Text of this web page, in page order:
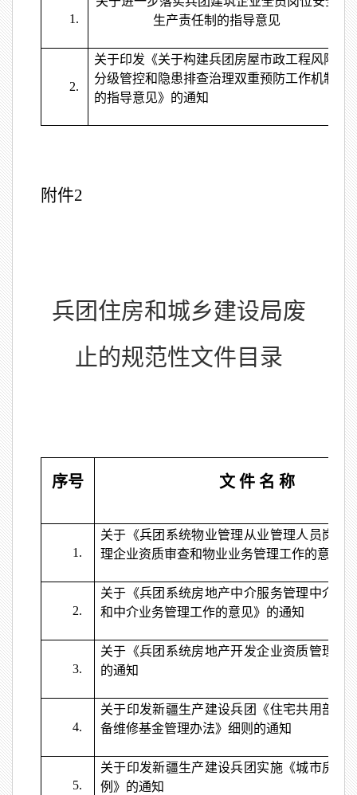
1.
生产责任制的指导意见
2.
关于印发《关于构建兵团房屋市政工程风险
分级管控和隐患排查治理双重预防工作机制
的指导意见》的通知
附件2
兵团住房和城乡建设局废
止的规范性文件目录
序号 文 件 名 称
1.
关于《兵团系统物业管理从业管理人员岗位
理企业资质审查和物业业务管理工作的意见
2.
关于《兵团系统房地产中介服务管理中介服
和中介业务管理工作的意见》的通知
3.
关于《兵团系统房地产开发企业资质管理工
的通知
4.
关于印发新疆生产建设兵团《住宅共用部位
备维修基金管理办法》细则的通知
5.
关于印发新疆生产建设兵团实施《城市房屋
例》的通知